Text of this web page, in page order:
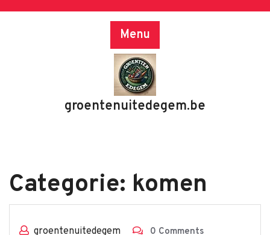
Menu
groentenuitedegem.be
Categorie: komen
groentenuitedegem 0 Comments